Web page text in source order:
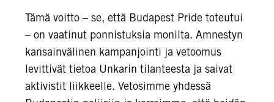
Tämä voitto – se, että Budapest Pride toteutui
– on vaatinut ponnistuksia monilta. Amnestyn
kansainvälinen kampanjointi ja vetoomus
levittivät tietoa Unkarin tilanteesta ja saivat
aktivistit liikkeelle. Vetosimme yhdessä